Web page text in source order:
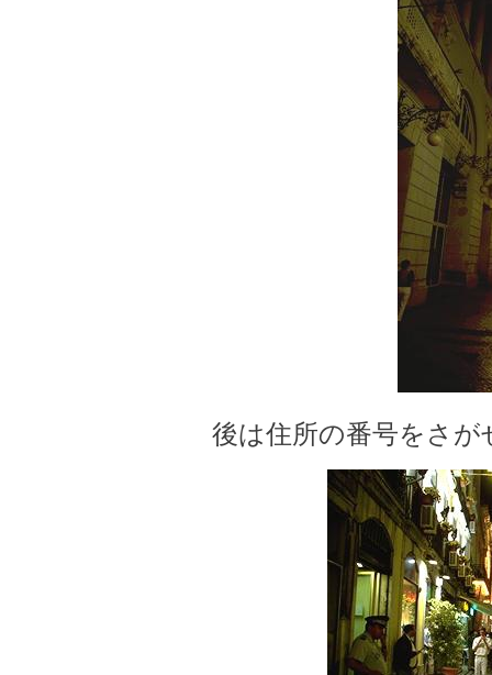
後は住所の番号をさが